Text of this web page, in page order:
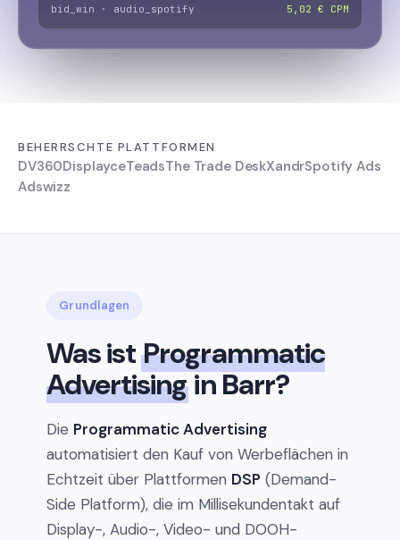
bid_win · audio_spotify
5,02 € CPM
BEHERRSCHTE PLATTFORMEN
DV360DisplayceTeadsThe Trade DeskXandrSpotify Ads
Adswizz
Grundlagen
Was istProgrammatic
Advertisingin Barr?
Die Programmatic Advertising
automatisiert den Kauf von Werbeflächen in
Echtzeit über Plattformen DSP (Demand-
Side Platform), die im Millisekundentakt auf
Display-, Audio-, Video- und DOOH-